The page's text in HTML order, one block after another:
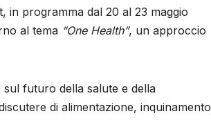
in programma dal 20 al 23 maggio
al tema “One Health”, un approccio
futuro della salute e della
di alimentazione, inquinamento